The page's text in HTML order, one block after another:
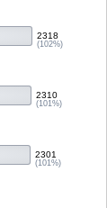
2318
(102%)
2310
(101%)
2301
(101%)